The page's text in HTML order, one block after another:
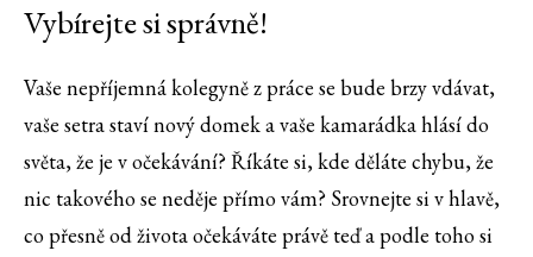
Vybírejte si správně!
Vaše nepříjemná kolegyně z práce se bude brzy vdávat,
vaše setra staví nový domek a vaše kamarádka hlásí do
světa, že je v očekávání? Říkáte si, kde děláte chybu, že
nic takového se neděje přímo vám? Srovnejte si v hlavě,
co přesně od života očekáváte právě teď a podle toho si